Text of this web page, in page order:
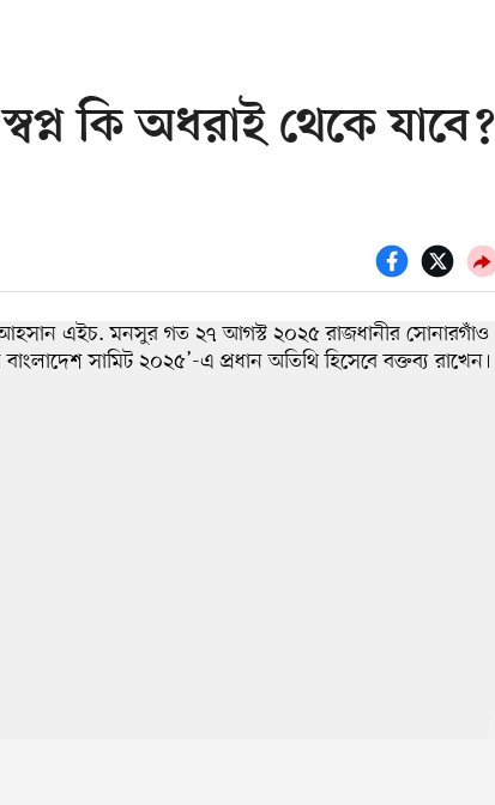
কি অধরাই থেকে যাবে?